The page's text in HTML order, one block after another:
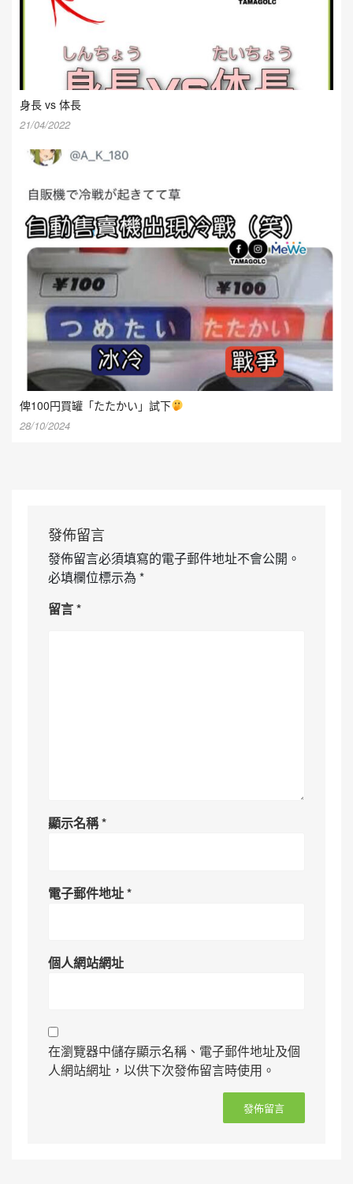
身長 vs 体長
21/04/2022
俾100円買罐「たたかい」試下
28/10/2024
發佈留言
發佈留言必須填寫的電子郵件地址不會公開。
必填欄位標示為 *
留言*
顯示名稱*
電子郵件地址*
個人網站網址
在瀏覽器中儲存顯示名稱、電子郵件地址及個
人網站網址，以供下次發佈留言時使用。